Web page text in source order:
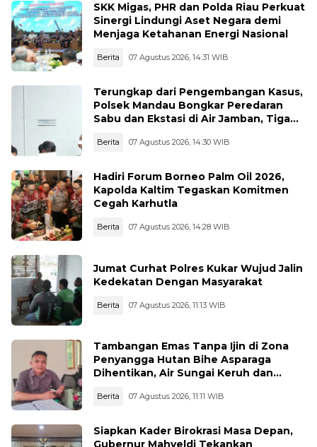
SKK Migas, PHR dan Polda Riau Perkuat
Sinergi Lindungi Aset Negara demi
Menjaga Ketahanan Energi Nasional
Berita 07 Agustus 2026, 14:31 WIB
Terungkap dari Pengembangan Kasus,
Polsek Mandau Bongkar Peredaran
Sabu dan Ekstasi di Air Jamban, Tiga
Berita 07 Agustus 2026, 14:30 WIB
Hadiri Forum Borneo Palm Oil 2026,
Kapolda Kaltim Tegaskan Komitmen
Cegah Karhutla
Berita 07 Agustus 2026, 14:28 WIB
Jumat Curhat Polres Kukar Wujud Jalin
Kedekatan Dengan Masyarakat
Berita 07 Agustus 2026, 11:13 WIB
Tambangan Emas Tanpa Ijin di Zona
Penyangga Hutan Bihe Asparaga
Dihentikan, Air Sungai Keruh dan
Berita 07 Agustus 2026, 11:11 WIB
Siapkan Kader Birokrasi Masa Depan,
Gubernur Mahyeldi Tekankan